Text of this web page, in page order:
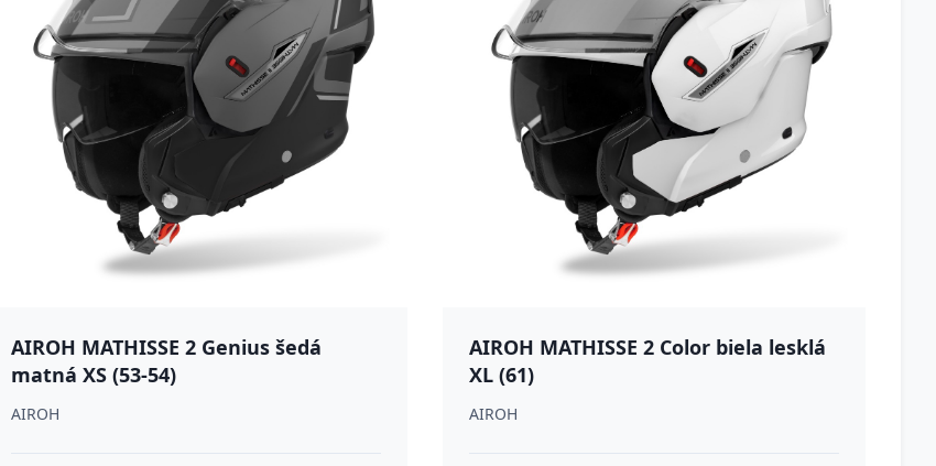
AIROH MATHISSE 2 Genius šedá
matná XS (53-54)
AIROH
AIROH MATHISSE 2 Color biela lesklá
XL (61)
AIROH